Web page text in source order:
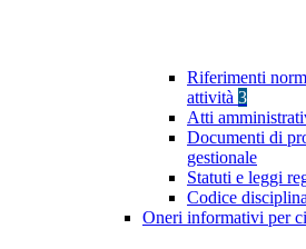
Riferimenti
attività 3
Atti
Documenti di
gestionale
Statuti e leggi
Codice
Oneri informativi per